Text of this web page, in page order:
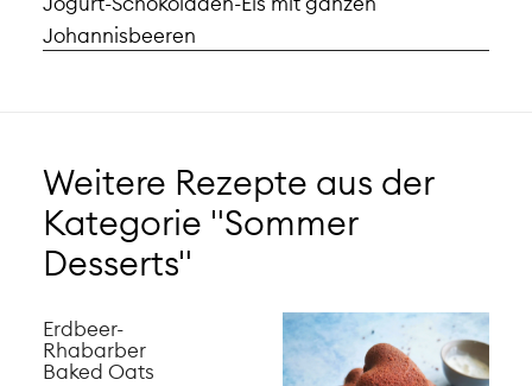
Johannisbeeren
Weitere Rezepte aus der
Kategorie "Sommer
Desserts"
​Erdbeer-
Rhabarber
Baked Oats